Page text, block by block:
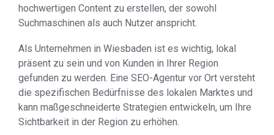
hochwertigen Content zu erstellen, der sowohl
Suchmaschinen als auch Nutzer anspricht.
Als Unternehmen in Wiesbaden ist es wichtig, lokal
präsent zu sein und von Kunden in Ihrer Region
gefunden zu werden. Eine SEO-Agentur vor Ort versteht
die spezifischen Bedürfnisse des lokalen Marktes und
kann maßgeschneiderte Strategien entwickeln, um Ihre
Sichtbarkeit in der Region zu erhöhen.